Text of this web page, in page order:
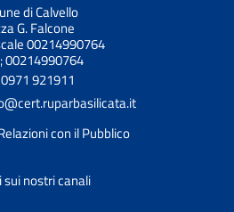
di Calvello
G. Falcone
00214990764
00214990764
921911
con il Pubblico
sui nostri canali